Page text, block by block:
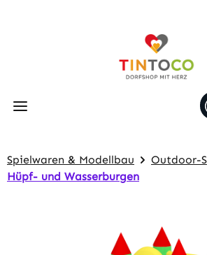
Spielwaren & Modellbau
Outdoor-
Hüpf- und Wasserburgen